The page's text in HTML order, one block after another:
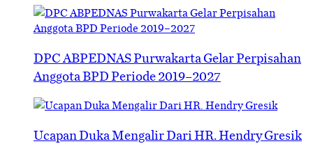
DPC ABPEDNAS Purwakarta Gelar Perpisahan
Anggota BPD Periode 2019–2027
Ucapan Duka Mengalir Dari HR. Hendry Gresik